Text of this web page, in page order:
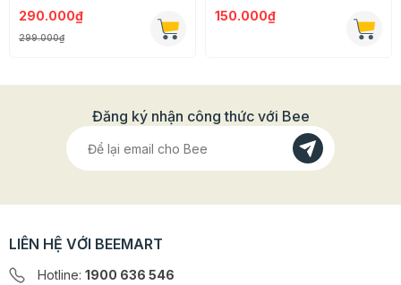
quản trong thời gian dài mà vẫn giữ nguyên được hương
vị thơm ngon. Bên cạnh đó sản phẩm hoàn toàn không
chứa hóa chất hay chất bảo quản độc hại, đã qua quá
trình kiểm định nghiêm ngặt, đảm bảo an toàn cho sức
khỏe người dùng.
sẽ tiết kiệm được thời gian và công sức để khi làm bánh
trung thu tại nhà mà vẫn đảm bảo được chất lượng
hoàn hảo của từng chiếc bánh.
290.000₫
299.000₫
150.000₫
Đăng ký nhận công thức với Bee
LIÊN HỆ VỚI BEEMART
Hotline: 1900 636 546